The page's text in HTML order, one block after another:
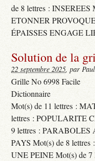
de 8 lettres :
ETONNER
ÉPAISSES ENGAGE
Solution de la
22 septembre 2025, par
Grille No 6998 Facile
Dictionnaire
Mot(s) de 11 lettres :
lettres : POPULARITE
9 lettres :
PAYS Mot(s) de 8
UNE PEINE Mot(s) de